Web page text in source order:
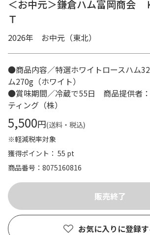
＜お中元＞鎌倉ハム富岡商会
Ｔ
2026年 お中元（東北）
●商品内容／特選ホワイトロースハム
ム270g（ホワイト）
●賞味期間／冷蔵で55日 商品提供者
ティング（株）
5,500円(送料・税込)
※軽減税率対象
獲得ポイント： 55 pt
商品番号
8075160816
お気に入りに登録